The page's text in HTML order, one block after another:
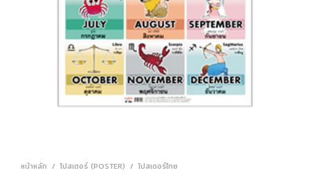
หน้าหลัก / โปสเตอร์ (POSTER) / โปสเตอร์ไทย